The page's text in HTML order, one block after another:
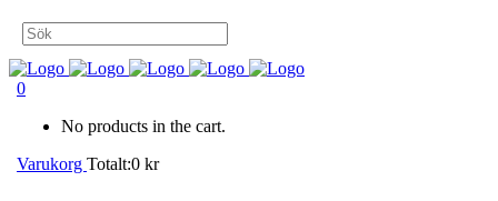
0
No products in the cart.
Varukorg Totalt:0 kr